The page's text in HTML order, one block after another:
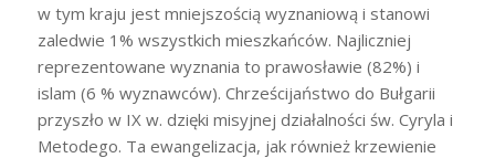
w tym kraju jest mniejszością wyznaniową i stanowi
zaledwie 1% wszystkich mieszkańców. Najliczniej
reprezentowane wyznania to prawosławie (82%) i
islam (6 % wyznawców). Chrześcijaństwo do Bułgarii
przyszło w IX w. dzięki misyjnej działalności św. Cyryla i
Metodego. Ta ewangelizacja, jak również krzewienie